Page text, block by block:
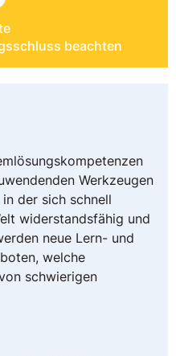
beachten
Werkzeugen
der sich schnell
widerstandsfähig und
neue Lern- und
welche
schwierigen